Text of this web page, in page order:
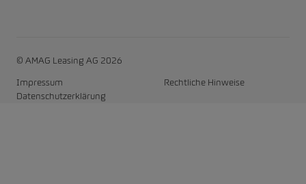
© AMAG Leasing AG 2026
Impressum
Rechtliche Hinweise
Datenschutzerklärung